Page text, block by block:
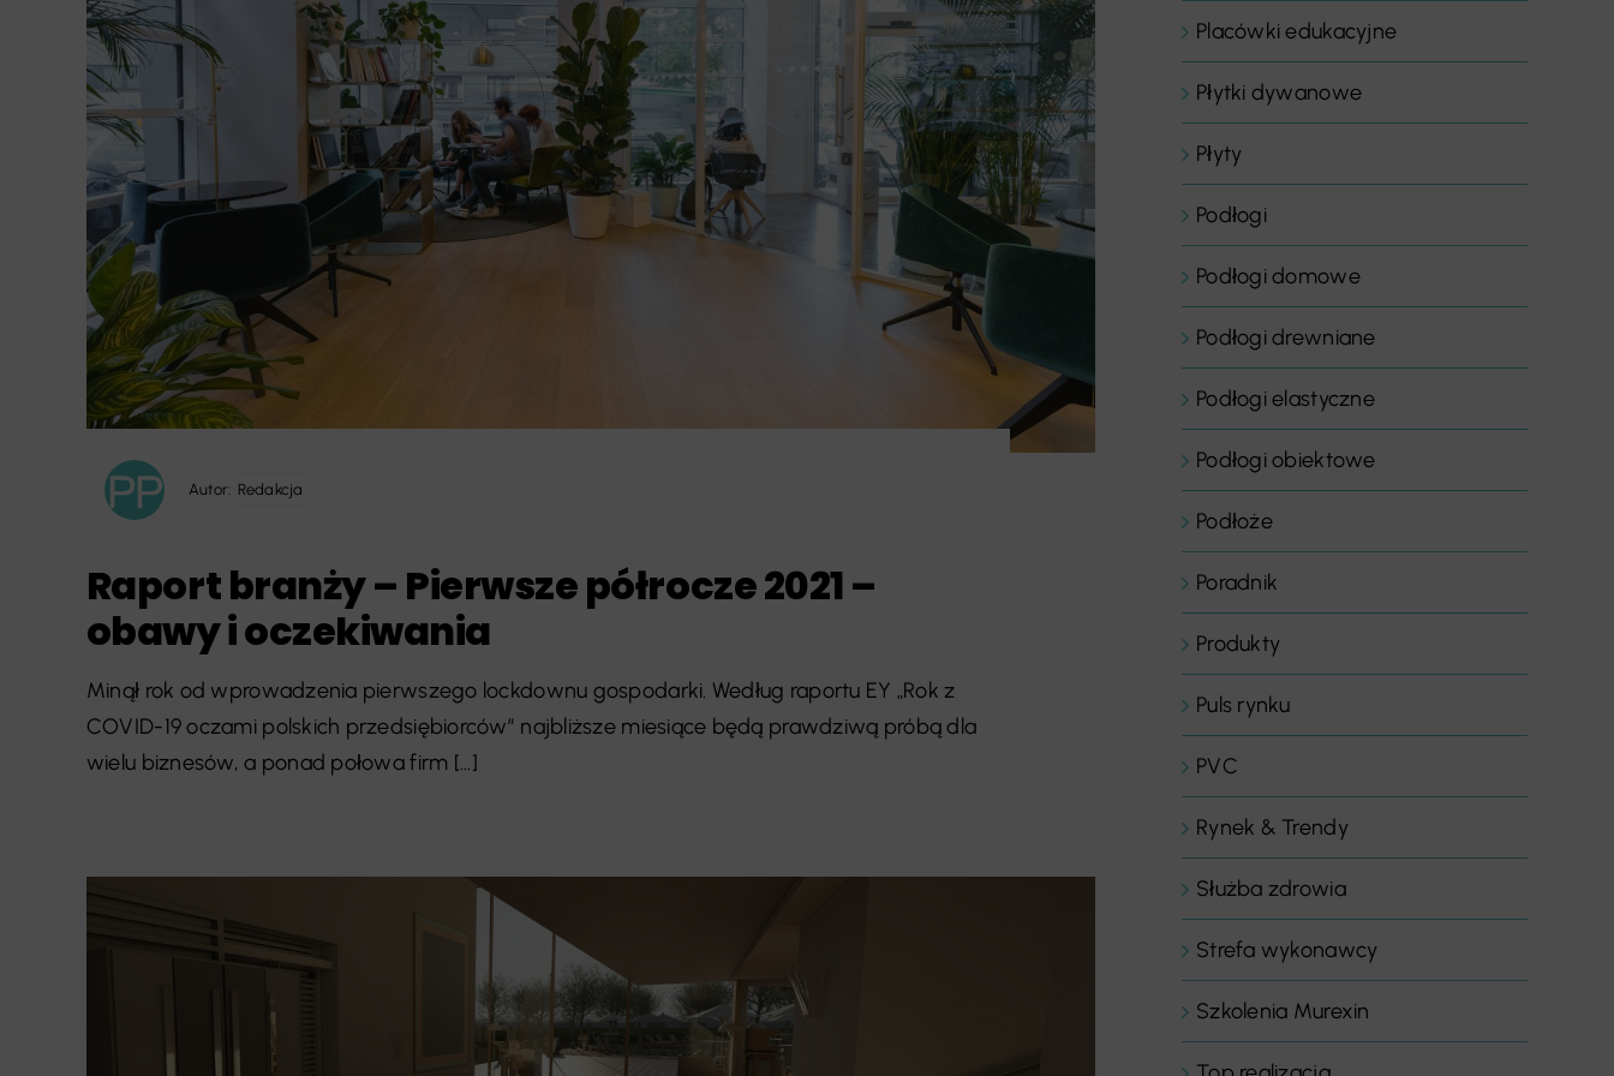
Autor: Redakcja
Raport branży – Pierwsze półrocze 2021 –
obawy i oczekiwania
Minął rok od wprowadzenia pierwszego lockdownu gospodarki. Według raportu EY „Rok z
COVID-19 oczami polskich przedsiębiorców” najbliższe miesiące będą prawdziwą próbą dla
wielu biznesów, a ponad połowa firm [...]
Placówki edukacyjne
Płytki dywanowe
Płyty
Podłogi
Podłogi domowe
Podłogi drewniane
Podłogi elastyczne
Podłogi obiektowe
Podłoże
Poradnik
Produkty
Puls rynku
PVC
Rynek & Trendy
Służba zdrowia
Strefa wykonawcy
Szkolenia Murexin